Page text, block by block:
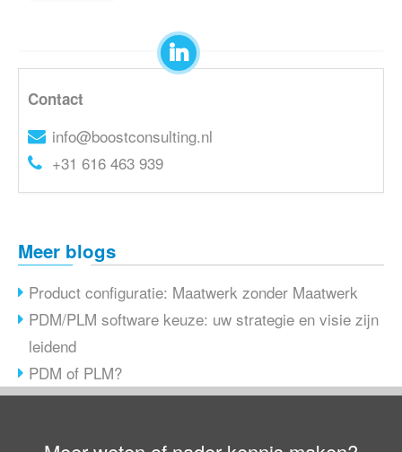
Contact
info@boostconsulting.nl
+31 616 463 939
Meer blogs
Product configuratie: Maatwerk zonder Maatwerk
PDM/PLM software keuze: uw strategie en visie zijn
leidend
PDM of PLM?